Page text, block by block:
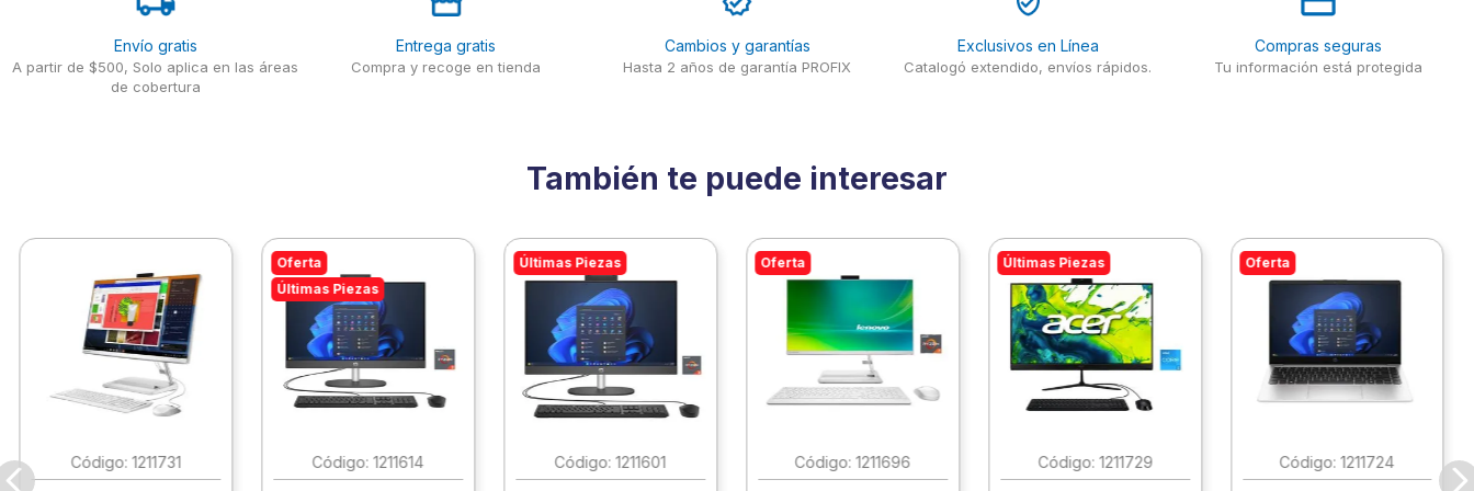
Envío gratis
A partir de $500, Solo aplica en las áreas
de cobertura
Entrega gratis
Compra y recoge en tienda
Cambios y garantías
Hasta 2 años de garantía PROFIX
Exclusivos en Línea
Catalogó extendido, envíos rápidos.
Compras seguras
Tu información está protegida
También te puede interesar
:1211731
Oferta
Últimas Piezas
:1211614
Últimas Piezas
:1211601
Oferta
:1211696
Últimas Piezas
: 1211729
Oferta
:1211724